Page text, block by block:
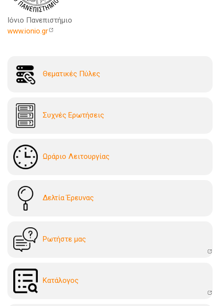
Ιόνιο Πανεπιστήμιο
www.ionio.gr
Θεματικές Πύλες
Συχνές Ερωτήσεις
Ωράριο Λειτουργίας
Δελτία Έρευνας
Ρωτήστε μας
Kατάλογoς